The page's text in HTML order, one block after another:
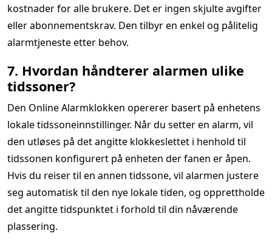
kostnader for alle brukere. Det er ingen skjulte avgifter
eller abonnementskrav. Den tilbyr en enkel og pålitelig
alarmtjeneste etter behov.
7. Hvordan håndterer alarmen ulike
tidssoner?
Den Online Alarmklokken opererer basert på enhetens
lokale tidssoneinnstillinger. Når du setter en alarm, vil
den utløses på det angitte klokkeslettet i henhold til
tidssonen konfigurert på enheten der fanen er åpen.
Hvis du reiser til en annen tidssone, vil alarmen justere
seg automatisk til den nye lokale tiden, og opprettholde
det angitte tidspunktet i forhold til din nåværende
plassering.